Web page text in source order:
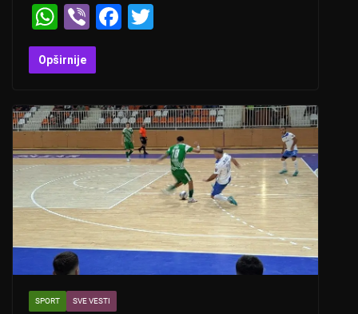
W
h
at
A
p
p
Vi
b
er
F
b
o
o
k
Opširnije
SPORT SVE VESTI